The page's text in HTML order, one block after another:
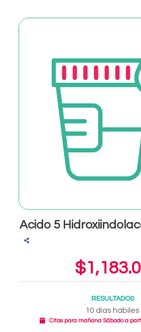
Acido 5
RESULTADOS
10 días hábiles
Citas para mañana Sábado a